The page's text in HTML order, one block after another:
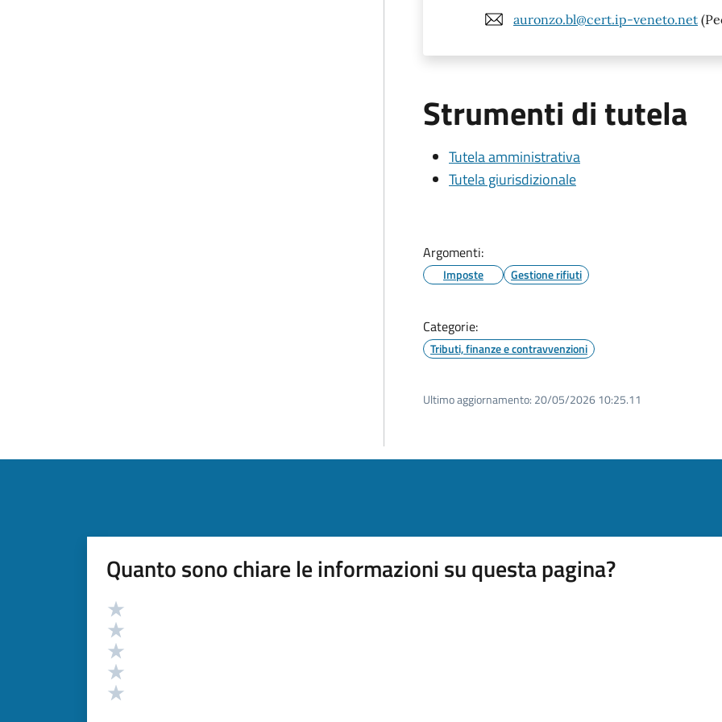
auronzo.bl@cert.ip-veneto.net
Strumenti di tutela
Tutela amministrativa
Tutela giurisdizionale
Argomenti:
Imposte Gestione rifiuti
Categorie:
Tributi, finanze e contravvenzioni
Ultimo aggiornamento: 20/05/2026 10:25.11
Quanto sono chiare le informazioni su questa pagina?
Valutazione